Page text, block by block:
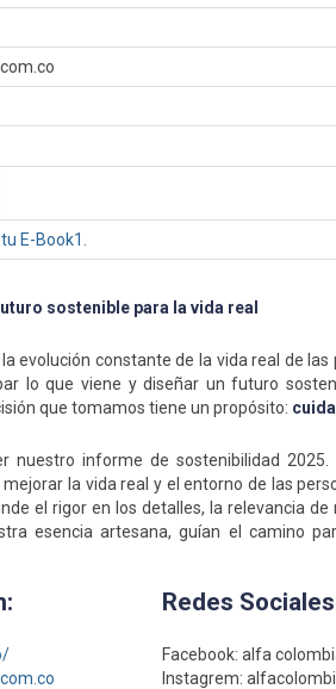
E-Book1.
sostenible para la vida real
evolución constante de la vida real de las
lo que viene y diseñar un futuro
que tomamos tiene un propósito:
nuestro informe de sostenibilidad
la vida real y el entorno de las
el rigor en los detalles, la relevancia de
esencia artesana, guían el camino
Redes
Facebook: alfa
Instagrem: